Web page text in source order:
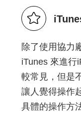
除了使用協力
iTunes 來進行
較常見，但是
讓人覺得操作
具體的操作方